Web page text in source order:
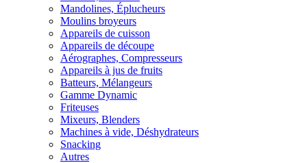
Mandolines, Éplucheurs
Moulins broyeurs
Appareils de cuisson
Appareils de découpe
Aérographes, Compresseurs
Appareils à jus de fruits
Batteurs, Mélangeurs
Gamme Dynamic
Friteuses
Mixeurs, Blenders
Machines à vide, Déshydrateurs
Snacking
Autres